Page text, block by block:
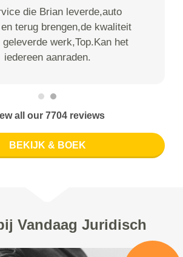
die Brian leverde,auto
terug brengen,de kwaliteit
werk,Top.Kan het
iedereen aanraden.
all our 7704 reviews
BEKIJK & BOEK
Vandaag Juridisch